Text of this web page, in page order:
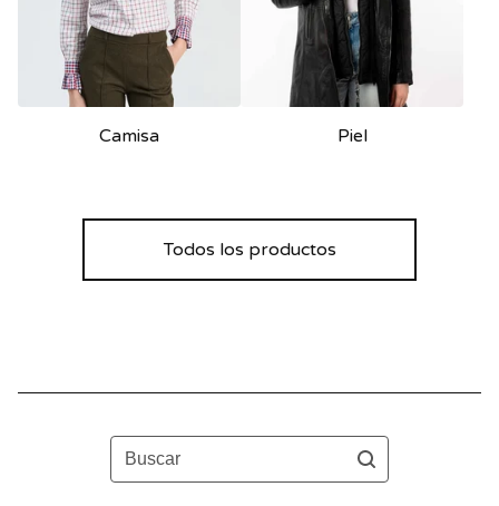
Camisa Piel
Todos los productos
Buscar